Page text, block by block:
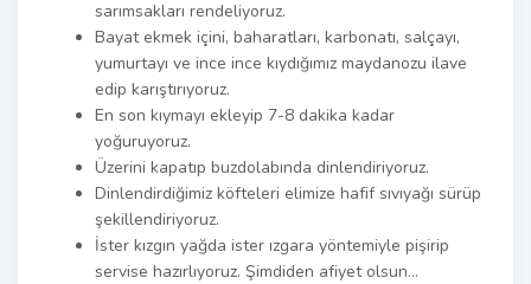
sarımsakları rendeliyoruz.
Bayat ekmek içini, baharatları, karbonatı, salçayı,
yumurtayı ve ince ince kıydığımız maydanozu ilave
edip karıştırıyoruz.
En son kıymayı ekleyip 7-8 dakika kadar
yoğuruyoruz.
Üzerini kapatıp buzdolabında dinlendiriyoruz.
Dinlendirdiğimiz köfteleri elimize hafif sıvıyağı sürüp
şekillendiriyoruz.
İster kızgın yağda ister ızgara yöntemiyle pişirip
servise hazırlıyoruz. Şimdiden afiyet olsun…